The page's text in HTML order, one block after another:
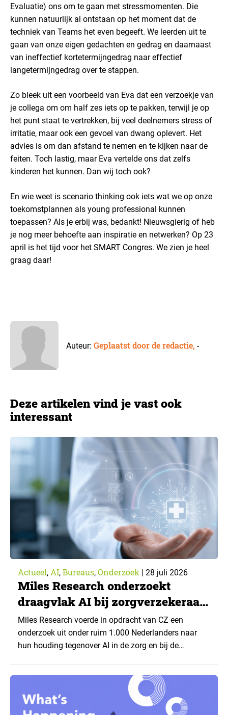
Evaluatie) ons om te gaan met stressmomenten. Die
kunnen natuurlijk al ontstaan op het moment dat de
techniek van Teams het even begeeft. We leerden uit te
gaan van onze eigen gedachten en gedrag en daarnaast
van ineffectief kortetermijngedrag naar effectief
langetermijngedrag over te stappen.
Zo bleek uit een voorbeeld van Eva dat een verzoekje van
je collega om om half zes iets op te pakken, terwijl je op
het punt staat te vertrekken, bij veel deelnemers stress of
irritatie, maar ook een gevoel van dwang oplevert. Het
advies is om dan afstand te nemen en te kijken naar de
feiten. Toch lastig, maar Eva vertelde ons dat zelfs
kinderen het kunnen. Dan wij toch ook?
En wie weet is scenario thinking ook iets wat we op onze
toekomstplannen als young professional kunnen
toepassen? Als je erbij was, bedankt! Nieuwsgierig of heb
je nog meer behoefte aan inspiratie en netwerken? Op 23
april is het tijd voor het SMART Congres. We zien je heel
graag daar!
Auteur:Geplaatst door de redactie,-
Deze artikelen vind je vast ook
interessant
Actueel, AI, Bureaus, Onderzoek | 28 juli 2026
Miles Research onderzoekt
draagvlak AI bij zorgverzekeraar
CZ
Miles Research voerde in opdracht van CZ een
onderzoek uit onder ruim 1.000 Nederlanders naar
hun houding tegenover AI in de zorg en bij de
toepassingen, en waar trekken zij een grens? Dit
artikel is aangeleverd door kennispartner Miles
Research. ▼ De uitkomsten zijn…